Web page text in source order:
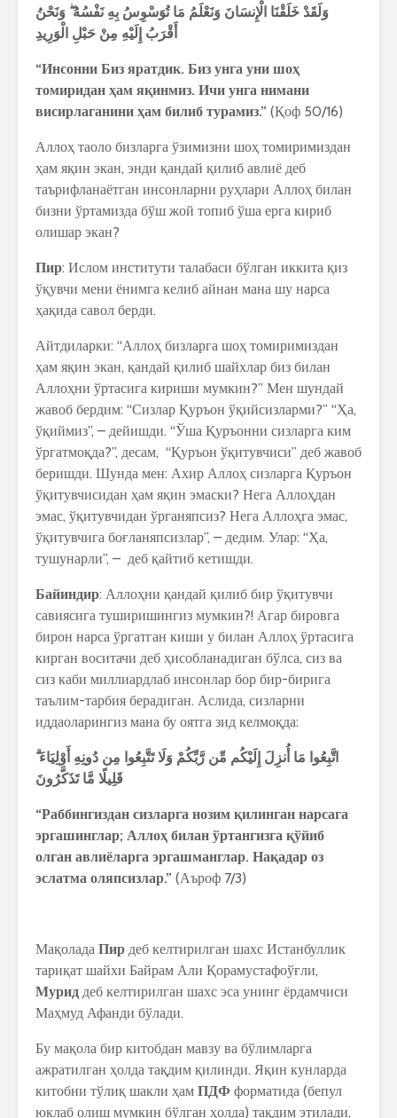
وَلَقَدْ خَلَقْنَا الْإِنسَانَ وَنَعْلَمُ مَا تُوَسْوِسُ بِهِ نَفْسُهُ وَنَحْنُ
أَقْرَبُ إِلَيْهِ مِنْ حَبْلِ الْوَرِيدِ
“Инсонни Биз яратдик. Биз унга уни шоҳ
томиридан ҳам яқинмиз. Ичи унга нимани
висирлаганини ҳам билиб турамиз.” (Қоф 50/16)
Аллоҳ таоло бизларга ўзимизни шоҳ томиримиздан
ҳам яқин экан, энди қандай қилиб авлиё деб
таърифланаётган инсонларни руҳлари Аллоҳ билан
бизни ўртамизда бўш жой топиб ўша ерга кириб
олишар экан?
Пир: Ислом институти талабаси бўлган иккита қиз
ўқувчи мени ёнимга келиб айнан мана шу нарса
ҳақида савол берди.
Айтдиларки: “Аллоҳ бизларга шоҳ томиримиздан
ҳам яқин экан, қандай қилиб шайхлар биз билан
Аллоҳни ўртасига кириши мумкин?” Мен шундай
жавоб бердим: “Сизлар Қуръон ўқийсизларми?” “Ҳа,
ўқиймиз”, – дейишди. “Ўша Қуръонни сизларга ким
ўргатмоқда?”, десам, “Қуръон ўқитувчиси” деб жавоб
беришди. Шунда мен: Ахир Аллоҳ сизларга Қуръон
ўқитувчисидан ҳам яқин эмаски? Нега Аллоҳдан
эмас, ўқитувчидан ўрганяпсиз? Нега Аллоҳга эмас,
ўқитувчига боғланяпсизлар”, – дедим. Улар: “Ҳа,
тушунарли”, – деб қайтиб кетишди.
Байиндир: Аллоҳни қандай қилиб бир ўқитувчи
савиясига туширишингиз мумкин?! Агар бировга
бирон нарса ўргатган киши у билан Аллоҳ ўртасига
кирган воситачи деб ҳисобланадиган бўлса, сиз ва
сиз каби миллиардлаб инсонлар бор бир-бирига
таълим-тарбия берадиган. Аслида, сизларни
иддаоларингиз мана бу оятга зид келмоқда:
اتَّبِعُوا مَا أُنزِلَ إِلَيْكُم مِّن رَّبِّكُمْ وَلَا تَتَّبِعُوا مِن دُونِهِ أَوْلِيَاءَ
قَلِيلًا مَّا تَذَكَّرُونَ
“Раббингиздан сизларга нозим қилинган нарсага
эргашинглар; Аллоҳ билан ўртангизга қўйиб
олган авлиёларга эргашманглар. Нақадар оз
эслатма оляпсизлар.” (Аъроф 7/3)
Мақолада Пир деб келтирилган шахс Истанбуллик
тариқат шайхи Байрам Али Қорамустафоўғли,
Мурид деб келтирилган шахс эса унинг ёрдамчиси
Маҳмуд Афанди бўлади.
Бу мақола бир китобдан мавзу ва бўлимларга
ажратилган ҳолда тақдим қилинди. Яқин кунларда
китобни тўлиқ шакли ҳам ПДФ форматида (бепул
юклаб олиш мумкин бўлган ҳолда) тақдим этилади,